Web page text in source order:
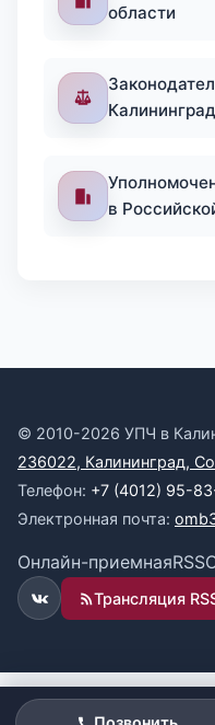
области
в
© 2010-2026 УПЧ в
236022, Калининград,
Телефон: +7 (4012) 95-
Электронная почта:
Онлайн-приемнаяRSS
ВКонтакте
Трансляция